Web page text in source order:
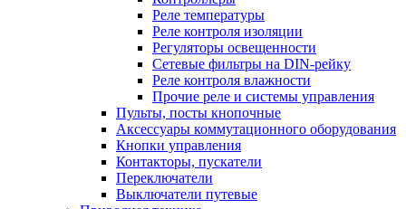
Реле температуры
Реле контроля изоляции
Регуляторы освещенности
Сетевые фильтры на DIN-рейку
Реле контроля влажности
Прочие реле и системы управления
Пульты, посты кнопочные
Аксессуары коммутационного оборудования
Кнопки управления
Контакторы, пускатели
Переключатели
Выключатели путевые